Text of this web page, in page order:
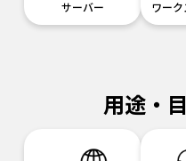
サーバー ワー
用途・